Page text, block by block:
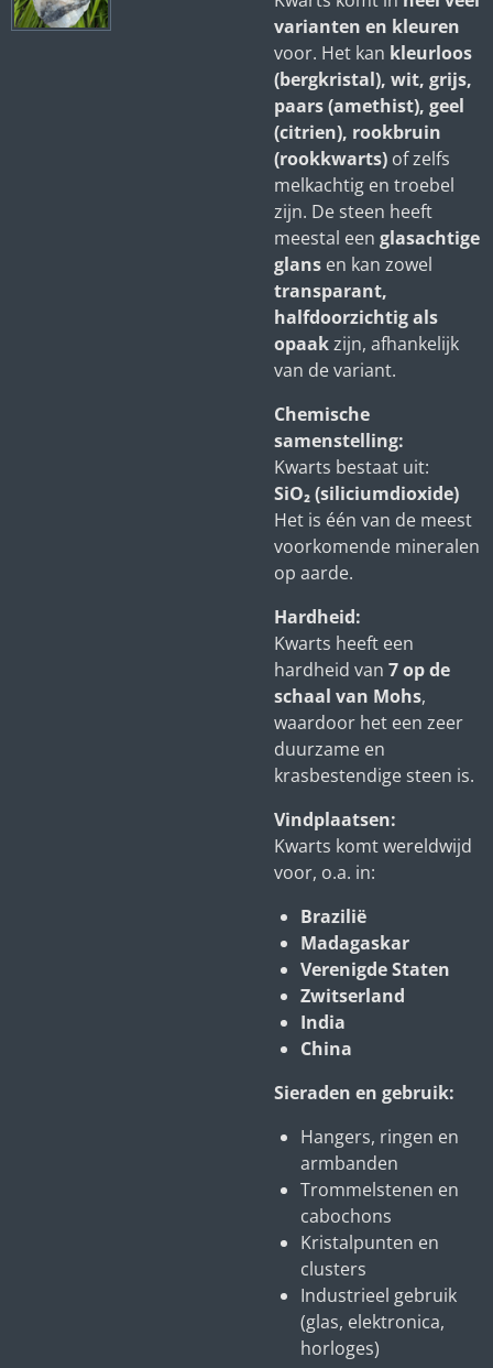
varianten en kleuren
voor. Het kan kleurloos
(bergkristal), wit, grijs,
paars (amethist), geel
(citrien), rookbruin
(rookkwarts) of zelfs
melkachtig en troebel
zijn. De steen heeft
meestal een glasachtige
glans en kan zowel
transparant,
halfdoorzichtig als
opaakzijn, afhankelijk
van de variant.
Chemische
samenstelling:
Kwarts bestaat uit:
SiO₂ (siliciumdioxide)
Het is één van de meest
voorkomende mineralen
op aarde.
Hardheid:
Kwarts heeft een
hardheid van 7 op de
schaal van Mohs,
waardoor het een zeer
duurzame en
krasbestendige steen is.
Vindplaatsen:
Kwarts komt wereldwijd
voor, o.a. in:
Brazilië
Madagaskar
Verenigde Staten
Zwitserland
India
China
Sieraden en gebruik:
Hangers, ringen en
armbanden
Trommelstenen en
cabochons
Kristalpunten en
clusters
Industrieel gebruik
(glas, elektronica,
horloges)